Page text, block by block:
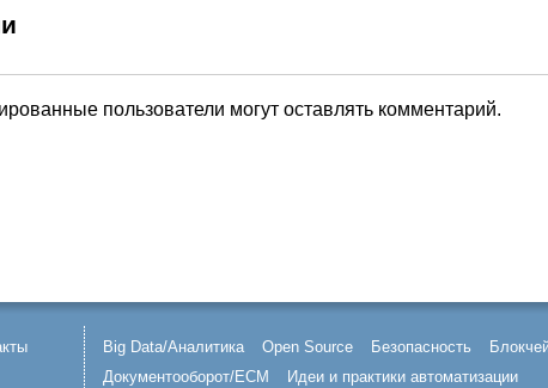
пользователи могут оставлять комментарий.
Big Data/Аналитика Open Source Безопасность
Документооборот/ECM
Идеи и практики автоматизации